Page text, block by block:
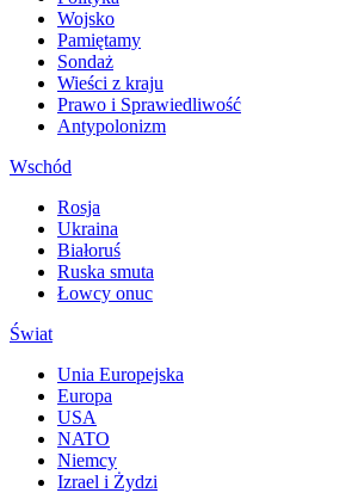
Wojsko
Pamiętamy
Sondaż
Wieści z kraju
Prawo i Sprawiedliwość
Antypolonizm
Wschód
Rosja
Ukraina
Białoruś
Ruska smuta
Łowcy onuc
Świat
Unia Europejska
Europa
USA
NATO
Niemcy
Izrael i Żydzi